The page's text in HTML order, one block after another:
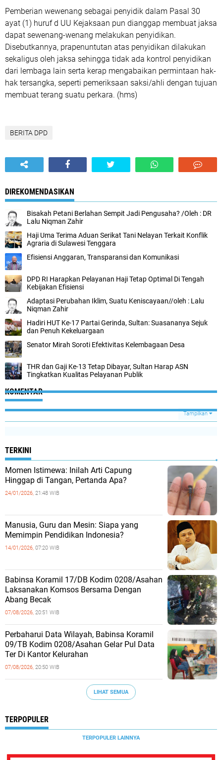
Pemberian wewenang sebagai penyidik dalam Pasal 30
ayat (1) huruf d UU Kejaksaan pun dianggap membuat jaksa
dapat sewenang-wenang melakukan penyidikan.
Disebutkannya, prapenuntutan atas penyidikan dilakukan
sekaligus oleh jaksa sehingga tidak ada kontrol penyidikan
dari lembaga lain serta kerap mengabaikan permintaan hak-
hak tersangka, seperti pemeriksaan saksi/ahli dengan tujuan
membuat terang suatu perkara. (hms)
BERITA DPD
DIREKOMENDASIKAN
Bisakah Petani Berlahan Sempit Jadi Pengusaha? /Oleh : DR
Lalu Niqman Zahir
Haji Uma Terima Aduan Serikat Tani Nelayan Terkait Konflik
Agraria di Sulawesi Tenggara
Efisiensi Anggaran, Transparansi dan Komunikasi
DPD RI Harapkan Pelayanan Haji Tetap Optimal Di Tengah
Kebijakan Efisiensi
Adaptasi Perubahan Iklim, Suatu Keniscayaan//oleh : Lalu
Niqman Zahir
Hadiri HUT Ke-17 Partai Gerinda, Sultan: Suasananya Sejuk
dan Penuh Kekeluargaan
Senator Mirah Soroti Efektivitas Kelembagaan Desa
THR dan Gaji Ke-13 Tetap Dibayar, Sultan Harap ASN
Tingkatkan Kualitas Pelayanan Publik
KOMENTAR
Tampilkan
TERKINI
Momen Istimewa: Inilah Arti Capung
Hinggap di Tangan, Pertanda Apa?
24/01/2026, 21:48 WIB
Manusia, Guru dan Mesin: Siapa yang
Memimpin Pendidikan Indonesia?
14/01/2026, 07:20 WIB
Babinsa Koramil 17/DB Kodim 0208/Asahan
Laksanakan Komsos Bersama Dengan
Abang Becak
07/08/2026, 20:51 WIB
Perbaharui Data Wilayah, Babinsa Koramil
09/TB Kodim 0208/Asahan Gelar Pul Data
Ter Di Kantor Kelurahan
07/08/2026, 20:50 WIB
LIHAT SEMUA
TERPOPULER
TERPOPULER LAINNYA